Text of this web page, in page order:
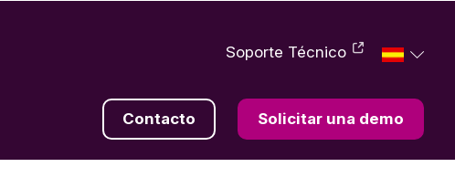
Soporte Técnico
EN
Contacto Solicitar una demo